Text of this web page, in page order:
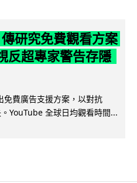
研究免費觀看方案
反超專家警告存隱
費廣告支援方案，以對抗
YouTube 全球日均觀看時間...